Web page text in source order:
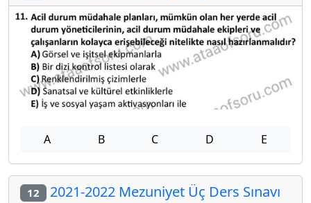
A B C D E
12 2021-2022 Mezuniyet Üç Ders Sınavı